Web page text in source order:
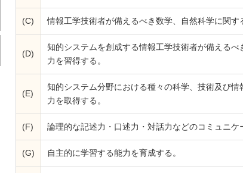
(C) 情報工学技術者が備えるべき数学、自然科学に関す
(D)
知的システムを創成する情報工学技術者が備える
力を習得する。
(E)
知的システム分野における種々の科学、技術及び
力を取得する。
(F) 論理的な記述力・口述力・対話力などのコミュニケ
(G) 自主的に学習する能力を育成する。